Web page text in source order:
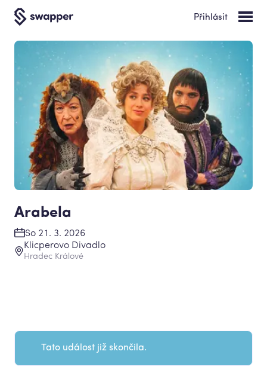
Přihlásit
Arabela
So 21. 3. 2026
Klicperovo Divadlo
Hradec Králové
Tato událost již skončila.